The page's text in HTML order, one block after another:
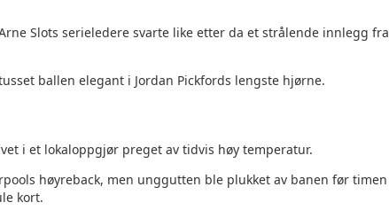
Slots serieledere svarte like etter da et strålende innlegg fra
ballen elegant i Jordan Pickfords lengste hjørne.
i et lokaloppgjør preget av tidvis høy temperatur.
høyreback, men unggutten ble plukket av banen før timen
kort.